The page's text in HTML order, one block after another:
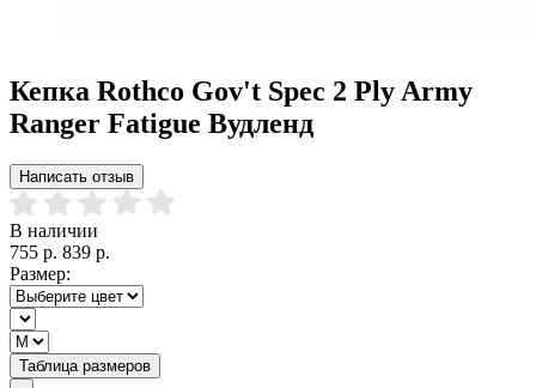
Кепка Rothco Gov't Spec 2 Ply Army
Ranger Fatigue Вудленд
Написать отзыв
В наличии
755 р. 839 р.
Размер:
Таблица размеров